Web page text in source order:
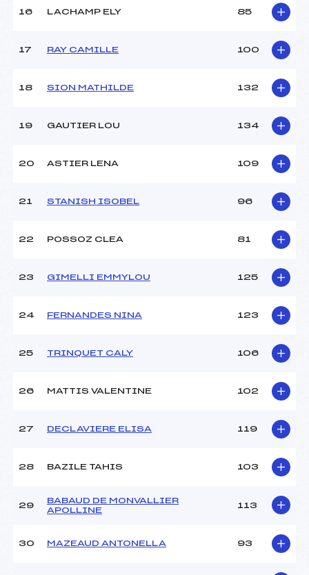
Pénalité appliquée :
230.0000
16 LACHAMP ELY 85
17 RAY CAMILLE 100
18 SION MATHILDE 132
19 GAUTIER LOU 134
20 ASTIER LENA 109
21 STANISH ISOBEL 96
22 POSSOZ CLEA 81
23 GIMELLI EMMYLOU 125
24 FERNANDES NINA 123
25 TRINQUET CALY 106
26 MATTIS VALENTINE 102
27 DECLAVIERE ELISA 119
28 BAZILE TAHIS 103
29
BABAUD DE MONVALLIER
APOLLINE
113
30 MAZEAUD ANTONELLA 93